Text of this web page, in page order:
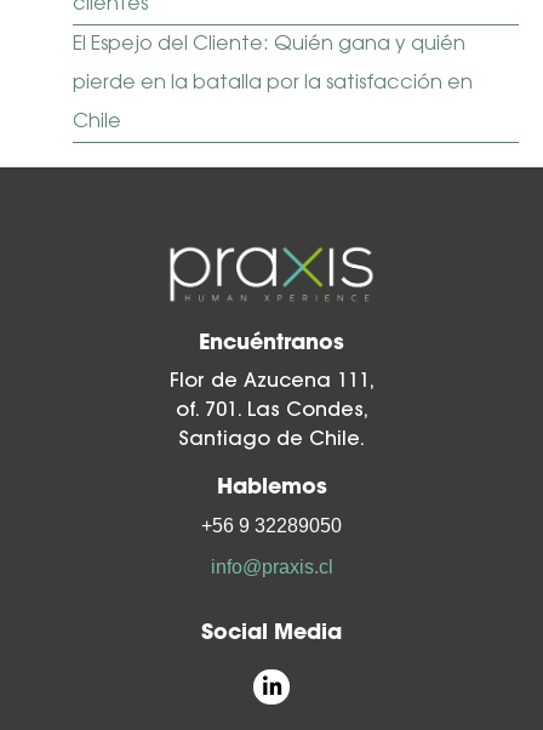
clientes
El Espejo del Cliente: Quién gana y quién
pierde en la batalla por la satisfacción en
Chile
Encuéntranos
Flor de Azucena 111,
of. 701. Las Condes,
Santiago de Chile.
Hablemos
+56 9 32289050
info@praxis.cl
Social Media